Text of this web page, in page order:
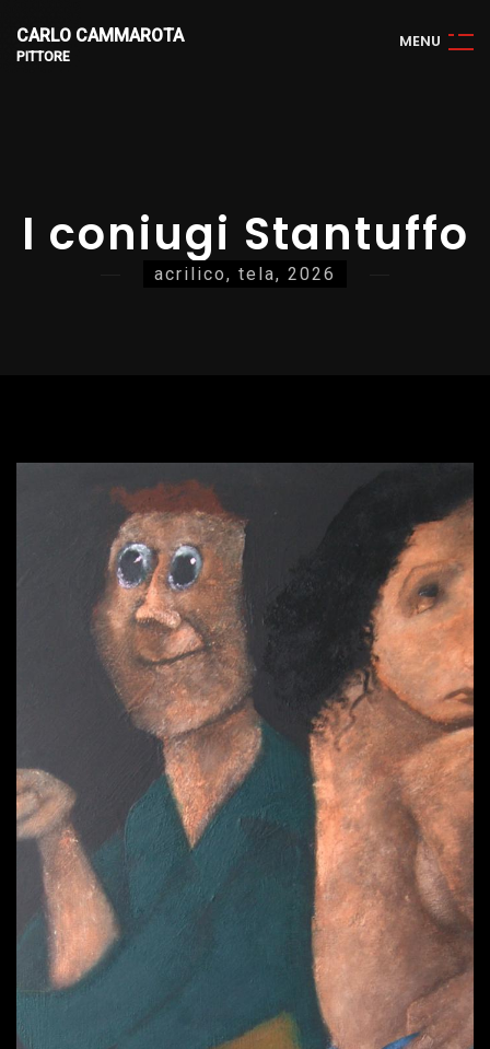
CARLO CAMMAROTA
PITTORE
MENU
I coniugi Stantuffo
acrilico, tela, 2026